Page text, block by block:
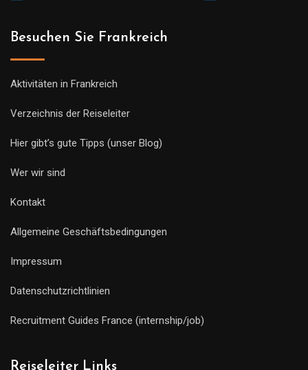
Besuchen Sie Frankreich
Aktivitäten in Frankreich
Verzeichnis der Reiseleiter
Hier gibt’s gute Tipps (unser Blog)
Wer wir sind
Kontakt
Allgemeine Geschäftsbedingungen
Impressum
Datenschutzrichtlinien
Recruitment Guides France (internship/job)
Reiseleiter Links